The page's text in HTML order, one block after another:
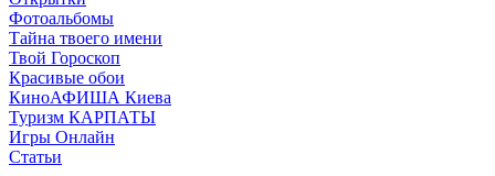
Фотоальбомы
Тайна твоего имени
Твой Гороскоп
Красивые обои
КиноАФИША Киева
Туризм КАРПАТЫ
Игры Онлайн
Статьи